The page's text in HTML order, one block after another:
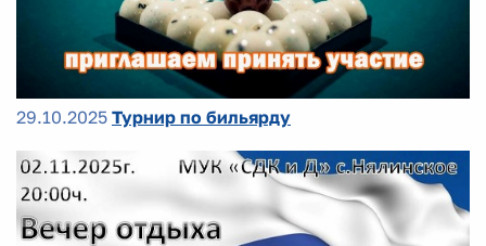
29.10.2025 Турнир по бильярду